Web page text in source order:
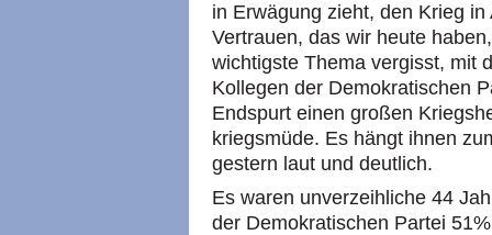
in Erwägung zieht, den Krieg
Vertrauen, das wir heute
wichtigste Thema vergisst, mit
Kollegen der Demokratischen
Endspurt einen großen
kriegsmüde. Es hängt ihnen
gestern laut und deutlich.
Es waren unverzeihliche 44
der Demokratischen Partei